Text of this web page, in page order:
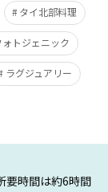
タイ北部料理
ォトジェニック
ラグジュアリー
要時間は約6時間